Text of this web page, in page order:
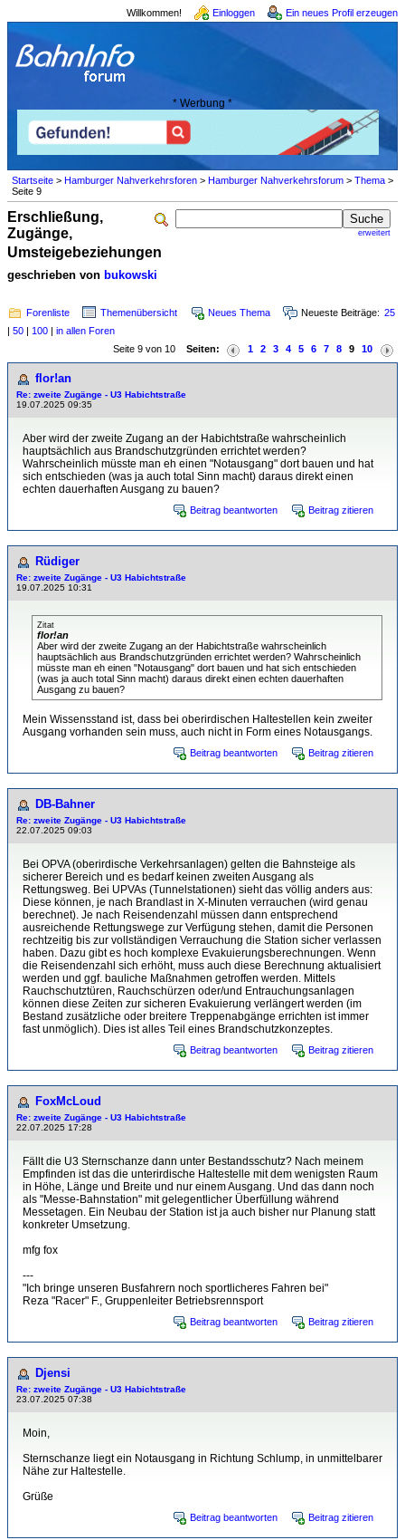
Willkommen! Einloggen Ein neues Profil erzeugen
* Werbung *
Startseite > Hamburger Nahverkehrsforen > Hamburger Nahverkehrsforum > Thema >
Seite 9
erweitert
Erschließung,
Zugänge,
Umsteigebeziehungen
geschrieben von bukowski
Forenliste Themenübersicht Neues Thema Neueste Beiträge: 25
| 50 | 100 | in allen Foren
Seite 9 von 10 Seiten: 1 2 3 4 5 6 7 8 9 10
flor!an
Re: zweite Zugänge - U3 Habichtstraße
19.07.2025 09:35
Aber wird der zweite Zugang an der Habichtstraße wahrscheinlich
hauptsächlich aus Brandschutzgründen errichtet werden?
Wahrscheinlich müsste man eh einen "Notausgang" dort bauen und hat
sich entschieden (was ja auch total Sinn macht) daraus direkt einen
echten dauerhaften Ausgang zu bauen?
Beitrag beantworten Beitrag zitieren
Rüdiger
Re: zweite Zugänge - U3 Habichtstraße
19.07.2025 10:31
Zitat
flor!an
Aber wird der zweite Zugang an der Habichtstraße wahrscheinlich
hauptsächlich aus Brandschutzgründen errichtet werden? Wahrscheinlich
müsste man eh einen "Notausgang" dort bauen und hat sich entschieden
(was ja auch total Sinn macht) daraus direkt einen echten dauerhaften
Ausgang zu bauen?
Mein Wissensstand ist, dass bei oberirdischen Haltestellen kein zweiter
Ausgang vorhanden sein muss, auch nicht in Form eines Notausgangs.
Beitrag beantworten Beitrag zitieren
DB-Bahner
Re: zweite Zugänge - U3 Habichtstraße
22.07.2025 09:03
Bei OPVA (oberirdische Verkehrsanlagen) gelten die Bahnsteige als
sicherer Bereich und es bedarf keinen zweiten Ausgang als
Rettungsweg. Bei UPVAs (Tunnelstationen) sieht das völlig anders aus:
Diese können, je nach Brandlast in X-Minuten verrauchen (wird genau
berechnet). Je nach Reisendenzahl müssen dann entsprechend
ausreichende Rettungswege zur Verfügung stehen, damit die Personen
rechtzeitig bis zur vollständigen Verrauchung die Station sicher verlassen
haben. Dazu gibt es hoch komplexe Evakuierungsberechnungen. Wenn
die Reisendenzahl sich erhöht, muss auch diese Berechnung aktualisiert
werden und ggf. bauliche Maßnahmen getroffen werden. Mittels
Rauchschutztüren, Rauchschürzen oder/und Entrauchungsanlagen
können diese Zeiten zur sicheren Evakuierung verlängert werden (im
Bestand zusätzliche oder breitere Treppenabgänge errichten ist immer
fast unmöglich). Dies ist alles Teil eines Brandschutzkonzeptes.
Beitrag beantworten Beitrag zitieren
FoxMcLoud
Re: zweite Zugänge - U3 Habichtstraße
22.07.2025 17:28
Fällt die U3 Sternschanze dann unter Bestandsschutz? Nach meinem
Empfinden ist das die unterirdische Haltestelle mit dem wenigsten Raum
in Höhe, Länge und Breite und nur einem Ausgang. Und das dann noch
als "Messe-Bahnstation" mit gelegentlicher Überfüllung während
Messetagen. Ein Neubau der Station ist ja auch bisher nur Planung statt
konkreter Umsetzung.
mfg fox
---
"Ich bringe unseren Busfahrern noch sportlicheres Fahren bei"
Reza "Racer" F., Gruppenleiter Betriebsrennsport
Beitrag beantworten Beitrag zitieren
Djensi
Re: zweite Zugänge - U3 Habichtstraße
23.07.2025 07:38
Moin,
Sternschanze liegt ein Notausgang in Richtung Schlump, in unmittelbarer
Nähe zur Haltestelle.
Grüße
Beitrag beantworten Beitrag zitieren